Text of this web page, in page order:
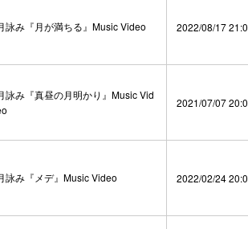
詠み『月が満ちる』Music Video 2022/08/17
詠み『真昼の月明かり』Music Vid
2021/07/07
詠み『メデ』Music Video 2022/02/24